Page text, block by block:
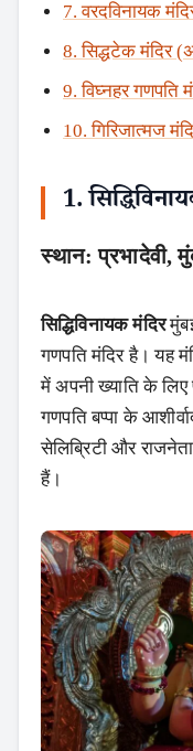
7. वरदविनायक
8. सिद्धटेक मंदिर
9. विघ्नहर गणपति
10. गिरिजात्मज
1.
स्थान: प्रभादेवी,
सिद्धिविनायक मंदिर
गणपति मंदिर है। यह
में अपनी ख्याति के लिए
गणपति बप्पा के
सेलिब्रिटी और
हैं।